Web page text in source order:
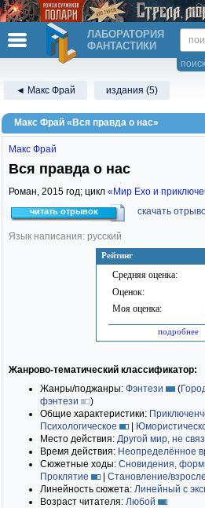
ЛАБОРАТОРИЯ
ФАНТАСТИКИ
◄ Макс Фрай издания (5)
Макс Фрай «Вся правда о нас»
Рейтинг
Средняя оценка:
Оценок:
Моя оценка:
подробнее
Макс Фрай
Вся правда о нас
Роман, 2015 год; цикл «Мир Ехо и
читать отрывок скачать
Язык написания: русский
Жанрово-тематический классификатор:
Жанры/поджанры: Фэнтези (
фэнтези
)
Общие характеристики:
Психологическое
|
Место действия: Другой мир, не
Время действия: Неопределённое
Сюжетные ходы: Сновидения,
Проклятие
| Становление/
Линейность сюжета: Линейный с
Возраст читателя: Любой